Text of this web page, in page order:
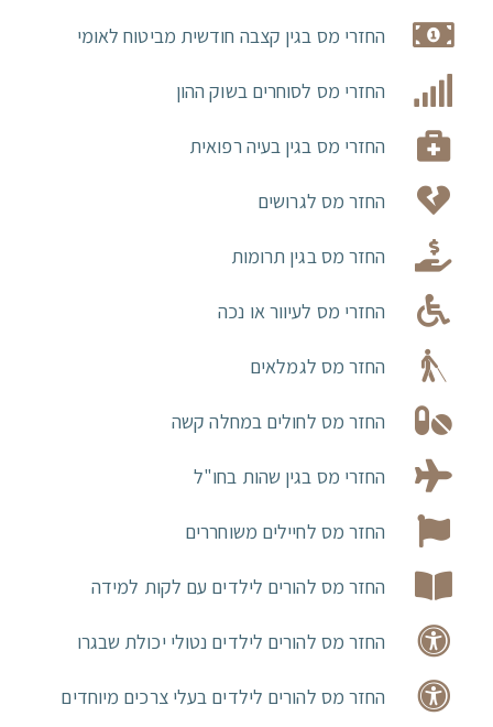
החזרי מס בגין קצבה חודשית מביטוח לאומי
החזרי מס לסוחרים בשוק ההון
החזרי מס בגין בעיה רפואית
החזר מס לגרושים
החזר מס בגין תרומות
החזרי מס לעיוור או נכה
החזר מס לגמלאים
החזר מס לחולים במחלה קשה
החזרי מס בגין שהות בחו"ל
החזר מס לחיילים משוחררים
החזר מס להורים לילדים עם לקות למידה
החזר מס להורים לילדים נטולי יכולת שבגרו
החזר מס להורים לילדים בעלי צרכים מיוחדים